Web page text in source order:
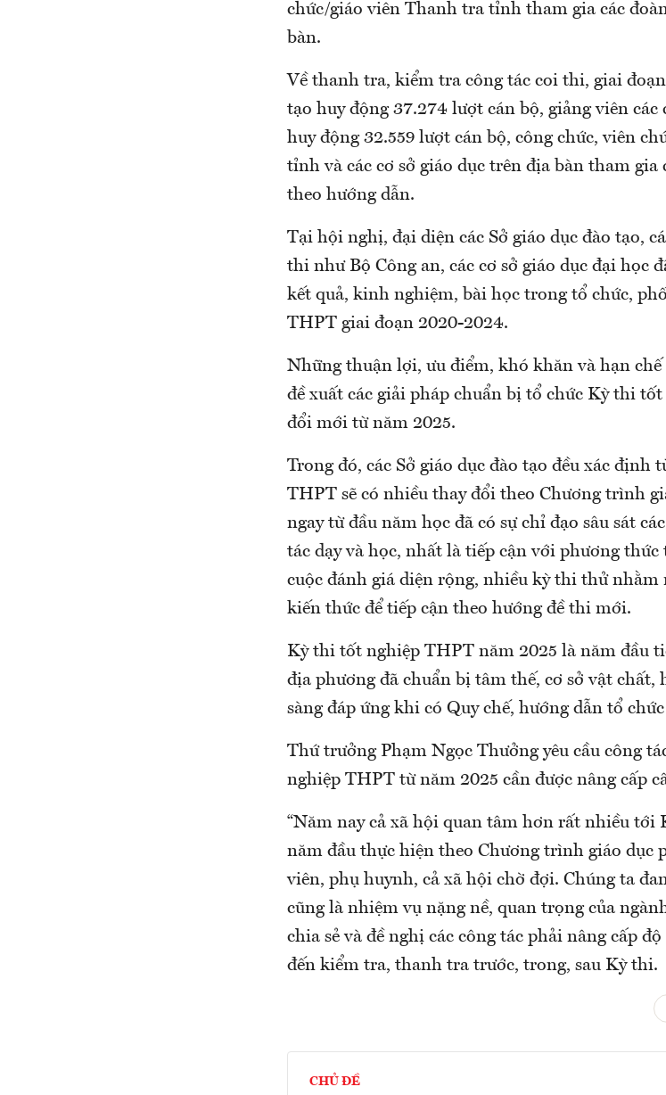
chức/giáo viên Thanh tra tỉnh tham gia các
bàn.
Về thanh tra, kiểm tra công tác coi thi, giai
tạo huy động 37.274 lượt cán bộ, giảng viên các
huy động 32.559 lượt cán bộ, công chức, viên
tỉnh và các cơ sở giáo dục trên địa bàn tham
theo hướng dẫn.
Tại hội nghị, đại diện các Sở giáo dục đào tạo,
thi như Bộ Công an, các cơ sở giáo dục đại học
kết quả, kinh nghiệm, bài học trong tổ chức,
THPT giai đoạn 2020-2024.
Những thuận lợi, ưu điểm, khó khăn và hạn
đề xuất các giải pháp chuẩn bị tổ chức Kỳ thi
đổi mới từ năm 2025.
Trong đó, các Sở giáo dục đào tạo đều xác
THPT sẽ có nhiều thay đổi theo Chương trình
ngay từ đầu năm học đã có sự chỉ đạo sâu sát
tác dạy và học, nhất là tiếp cận với phương
cuộc đánh giá diện rộng, nhiều kỳ thi thử nhằm
kiến thức để tiếp cận theo hướng đề thi mới.
Kỳ thi tốt nghiệp THPT năm 2025 là năm đầu
địa phương đã chuẩn bị tâm thế, cơ sở vật chất,
sàng đáp ứng khi có Quy chế, hướng dẫn tổ
Thứ trưởng Phạm Ngọc Thưởng yêu cầu công
nghiệp THPT từ năm 2025 cần được nâng cấp
“Năm nay cả xã hội quan tâm hơn rất nhiều
năm đầu thực hiện theo Chương trình giáo dục
viên, phụ huynh, cả xã hội chờ đợi. Chúng ta
cũng là nhiệm vụ nặng nề, quan trọng của
chia sẻ và đề nghị các công tác phải nâng cấp
đến kiểm tra, thanh tra trước, trong, sau Kỳ thi.
CHỦ ĐỀ